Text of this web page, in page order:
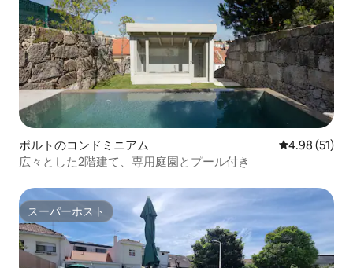
ポルトのコンドミニアム レビュー51
4.98 (51)
広々とした2階建て、専用庭園とプール付き
スーパーホスト
スーパーホスト